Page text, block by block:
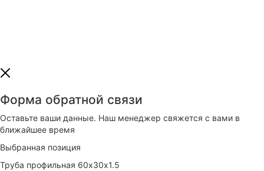
Форма обратной связи
Оставьте ваши данные. Наш менеджер свяжется с вами в
ближайшее время
Выбранная позиция
Труба профильная 60х30х1.5